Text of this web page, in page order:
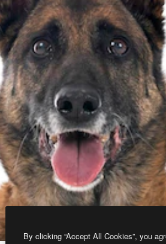
By clicking “Accept All Cookies”, you